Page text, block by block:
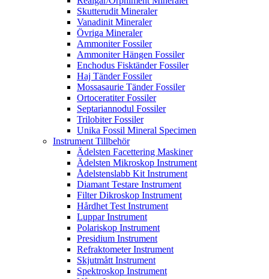
Skutterudit Mineraler
Vanadinit Mineraler
Övriga Mineraler
Ammoniter Fossiler
Ammoniter Hängen Fossiler
Enchodus Fisktänder Fossiler
Haj Tänder Fossiler
Mossasaurie Tänder Fossiler
Ortoceratiter Fossiler
Septariannodul Fossiler
Trilobiter Fossiler
Unika Fossil Mineral Specimen
Instrument Tillbehör
Ädelsten Facettering Maskiner
Ädelsten Mikroskop Instrument
Ådelstenslabb Kit Instrument
Diamant Testare Instrument
Filter Dikroskop Instrument
Hårdhet Test Instrument
Luppar Instrument
Polariskop Instrument
Presidium Instrument
Refraktometer Instrument
Skjutmått Instrument
Spektroskop Instrument